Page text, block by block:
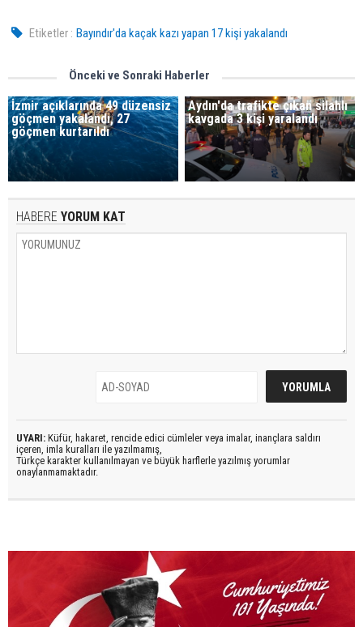
Etiketler : Bayındır'da kaçak kazı yapan 17 kişi yakalandı
Önceki ve Sonraki Haberler
İzmir açıklarında 49 düzensiz
göçmen yakalandı, 27
göçmen kurtarıldı
Aydın'da trafikte çıkan silahlı
kavgada 3 kişi yaralandı
HABERE YORUM KAT
UYARI: Küfür, hakaret, rencide edici cümleler veya imalar, inançlara saldırı
içeren, imla kuralları ile yazılmamış,
Türkçe karakter kullanılmayan ve büyük harflerle yazılmış yorumlar
onaylanmamaktadır.